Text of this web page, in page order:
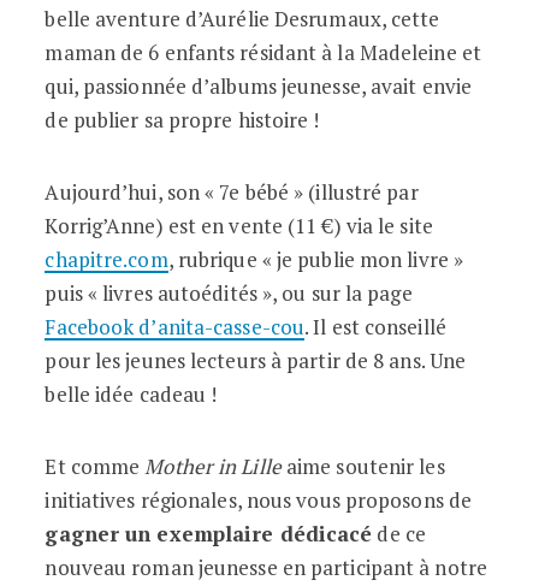
belle aventure d’Aurélie Desrumaux, cette
maman de 6 enfants résidant à la Madeleine et
qui, passionnée d’albums jeunesse, avait envie
de publier sa propre histoire !
Aujourd’hui, son « 7e bébé » (illustré par
Korrig’Anne) est en vente (11 €) via le site
chapitre.com, rubrique « je publie mon livre »
puis « livres autoédités », ou sur la page
Facebook d’anita-casse-cou. Il est conseillé
pour les jeunes lecteurs à partir de 8 ans. Une
belle idée cadeau !
Et commeMother in Lilleaime soutenir les
initiatives régionales, nous vous proposons de
gagner un exemplaire dédicacé de ce
nouveau roman jeunesse en participant à notre